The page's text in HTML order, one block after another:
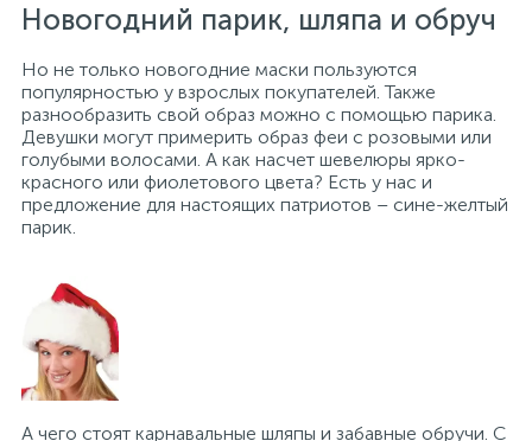
Новогодний парик, шляпа и обруч
Но не только новогодние маски пользуются
популярностью у взрослых покупателей. Также
разнообразить свой образ можно с помощью парика.
Девушки могут примерить образ феи с розовыми или
голубыми волосами. А как насчет шевелюры ярко-
красного или фиолетового цвета? Есть у нас и
предложение для настоящих патриотов – сине-желтый
парик.
А чего стоят карнавальные шляпы и забавные обручи. С